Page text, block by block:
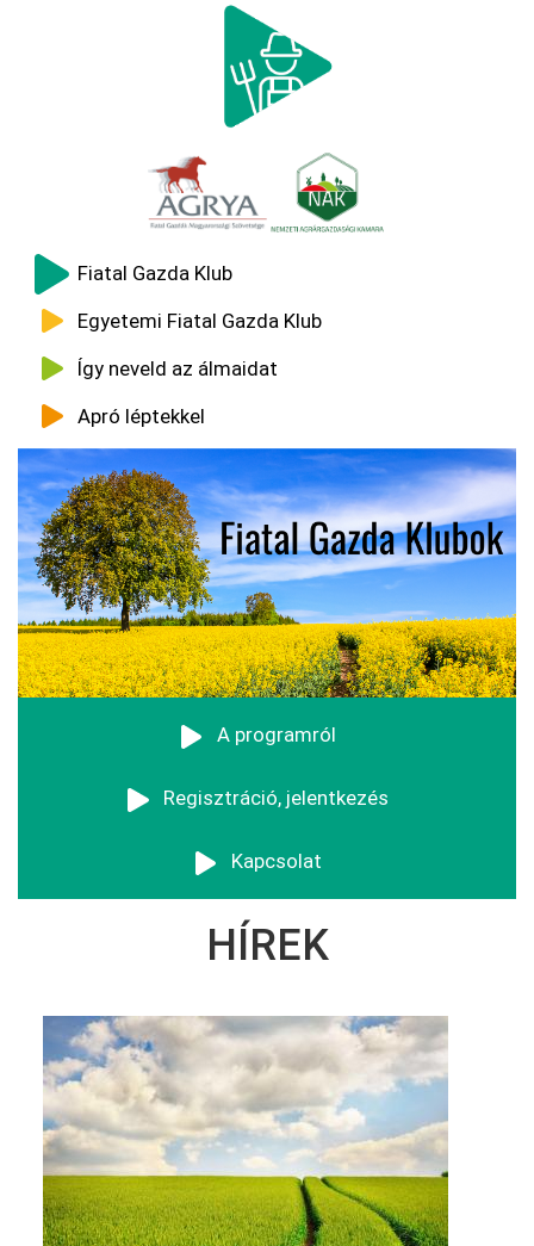
Fő
navigáció
Fiatal Gazda Klub
Egyetemi Fiatal Gazda Klub
Így neveld az álmaidat
Apró léptekkel
almenü
A programról
Regisztráció, jelentkezés
Kapcsolat
HÍREK